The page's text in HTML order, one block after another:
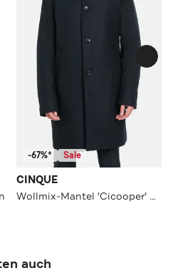
-67%* Sale
CINQUE
Wollmix-Mantel 'Cicooper' dunkelblau
auch